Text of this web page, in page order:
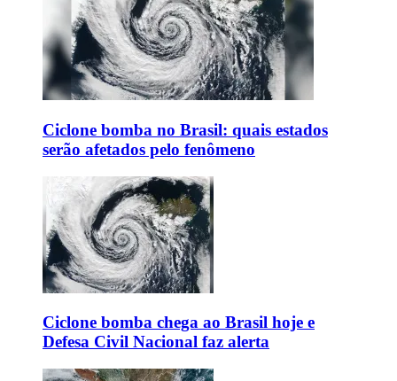
Ciclone bomba no Brasil: quais estados
serão afetados pelo fenômeno
Ciclone bomba chega ao Brasil hoje e
Defesa Civil Nacional faz alerta